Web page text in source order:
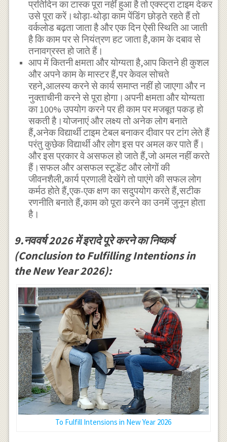
प्रतिदिन का टास्क पूरा नहीं हुआ है तो एक्स्ट्रा टाइम देकर
उसे पूरा करें।थोड़ा-थोड़ा काम पेंडिंग छोड़ते रहते हैं तो
वर्कलोड बढ़ता जाता है और एक दिन ऐसी स्थिति आ जाती
है कि काम पर से नियंत्रण हट जाता है,काम के दबाव से
तनावग्रस्त हो जाते हैं।
आप में कितनी क्षमता और योग्यता है,आप कितने ही कुशल
और अपने काम के मास्टर हैं,पर केवल सोचते
रहने,आलस्य करने से कार्य समाप्त नहीं हो जाएगा और न
नुक्ताचीनी करने से पूरा होगा।अपनी क्षमता और योग्यता
का 100% उपयोग करने पर ही काम पर मजबूत पकड़ हो
सकती है।योजनाएं और लक्ष्य तो अनेक लोग बनाते
हैं,अनेक विद्यार्थी टाइम टेबल बनाकर दीवार पर टांग लेते हैं
परंतु कुछेक विद्यार्थी और लोग इस पर अमल कर पाते हैं।
और इस प्रकार वे असफल हो जाते हैं,जो अमल नहीं करते
हैं।सफल और असफल स्टूडेंट और लोगों की
जीवनशैली,कार्य प्रणाली देखेंगे तो पाएंगे की सफल लोग
कर्मठ होते हैं,एक-एक क्षण का सदुपयोग करते हैं,सटीक
रणनीति बनाते हैं,काम को पूरा करने का उनमें जुनून होता
है।
9.नववर्ष 2026 में इरादे पूरे करने का निष्कर्ष
(Conclusion to Fulfilling Intentions in
the New Year 2026):
To Fulfill Intensions in New Year 2026